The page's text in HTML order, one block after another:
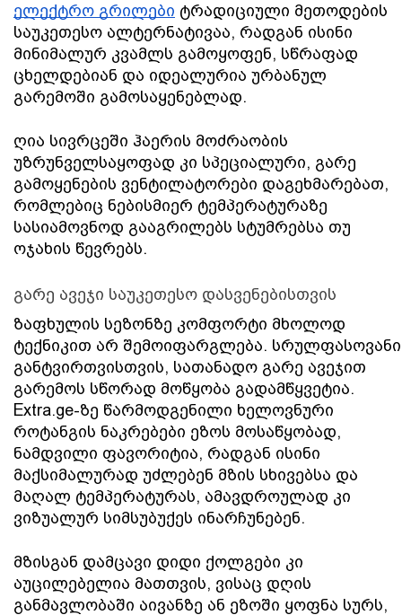
ელექტრო გრილები ტრადიციული მეთოდების
საუკეთესო ალტერნატივაა, რადგან ისინი
მინიმალურ კვამლს გამოყოფენ, სწრაფად
ცხელდებიან და იდეალურია ურბანულ
გარემოში გამოსაყენებლად.
ღია სივრცეში ჰაერის მოძრაობის
უზრუნველსაყოფად კი სპეციალური, გარე
გამოყენების ვენტილატორები დაგეხმარებათ,
რომლებიც ნებისმიერ ტემპერატურაზე
სასიამოვნოდ გააგრილებს სტუმრებსა თუ
ოჯახის წევრებს.
გარე ავეჯი საუკეთესო დასვენებისთვის
ზაფხულის სეზონზე კომფორტი მხოლოდ
ტექნიკით არ შემოიფარგლება. სრულფასოვანი
განტვირთვისთვის, სათანადო გარე ავეჯით
გარემოს სწორად მოწყობა გადამწყვეტია.
Extra.ge-ზე წარმოდგენილი ხელოვნური
როტანგის ნაკრებები ეზოს მოსაწყობად,
ნამდვილი ფავორიტია, რადგან ისინი
მაქსიმალურად უძლებენ მზის სხივებსა და
მაღალ ტემპერატურას, ამავდროულად კი
ვიზუალურ სიმსუბუქეს ინარჩუნებენ.
მზისგან დამცავი დიდი ქოლგები კი
აუცილებელია მათთვის, ვისაც დღის
განმავლობაში აივანზე ან ეზოში ყოფნა სურს,